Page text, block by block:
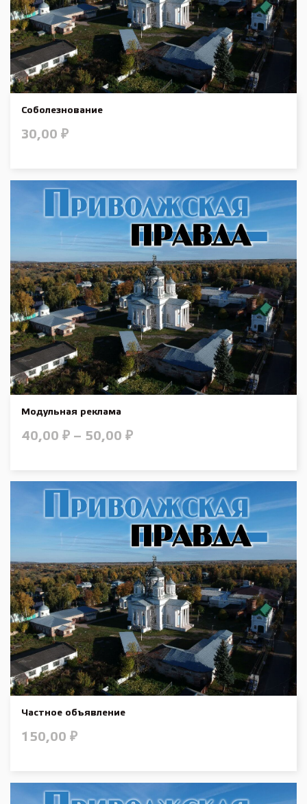
Соболезнование
30,00 ₽
Модульная реклама
40,00 ₽ – 50,00 ₽
Частное объявление
150,00 ₽